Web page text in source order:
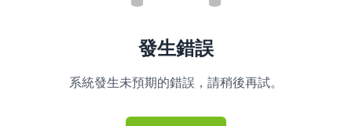
發生錯誤
系統發生未預期的錯誤，請稍後再試。